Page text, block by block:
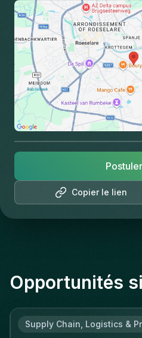
Copier le lien
Postuler
Opportunités
Supply Chain, Logistics &